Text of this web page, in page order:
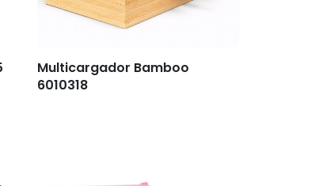
Multicargador Bamboo
6010318